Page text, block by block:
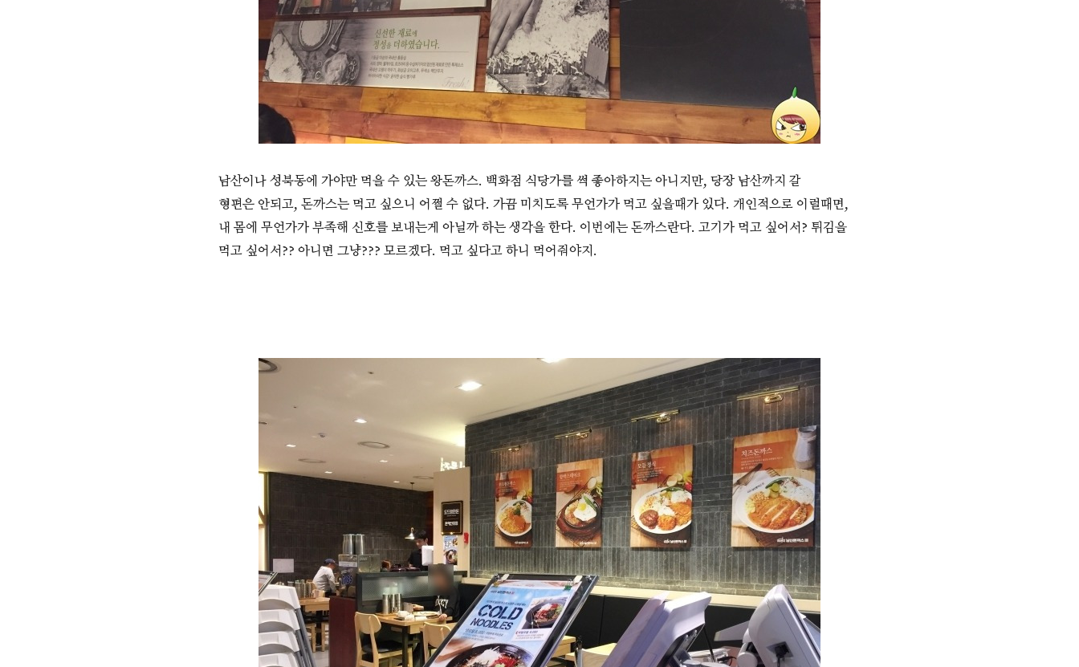
남산이나 성북동에 가야만 먹을 수 있는 왕돈까스. 백화점 식당가를 썩 좋아하지는 아니지만, 당장 남산까지 갈
형편은 안되고, 돈까스는 먹고 싶으니 어쩔 수 없다. 가끔 미치도록 무언가가 먹고 싶을때가 있다. 개인적으로 이럴때면,
내 몸에 무언가가 부족해 신호를 보내는게 아닐까 하는 생각을 한다. 이번에는 돈까스란다. 고기가 먹고 싶어서? 튀김을
먹고 싶어서?? 아니면 그냥??? 모르겠다. 먹고 싶다고 하니 먹어줘야지.